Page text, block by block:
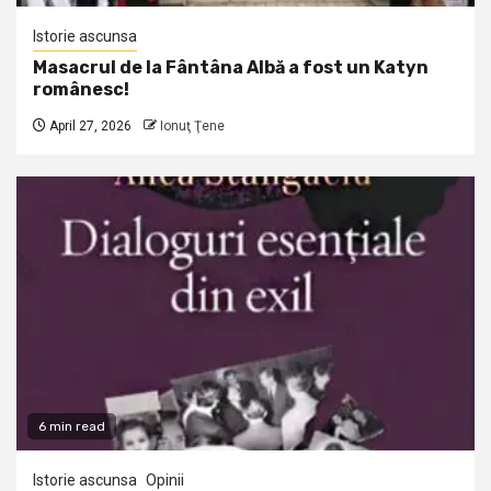
Istorie ascunsa
Masacrul de la Fântâna Albă a fost un Katyn
românesc!
April 27, 2026 Ionuţ Ţene
6 min read
Istorie ascunsa Opinii